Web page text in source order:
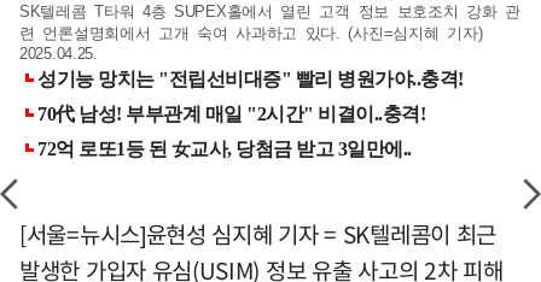
SK텔레콤 T타워 4층 SUPEX홀에서 열린 고객 정보 보호조치 강화 관
련 언론설명회에서 고개 숙여 사과하고 있다. (사진=심지혜 기자)
2025.04.25.
[서울=뉴시스]윤현성 심지혜 기자 = SK텔레콤이 최근
발생한 가입자 유심(USIM) 정보 유출 사고의 2차 피해